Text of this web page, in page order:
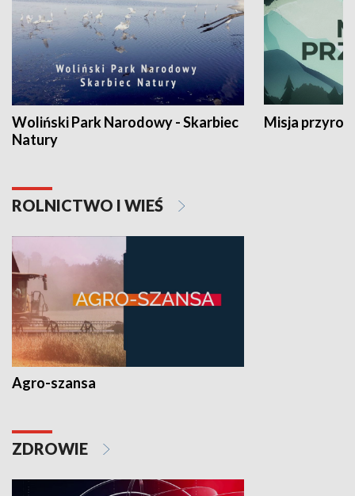
Woliński Park Narodowy - Skarbiec
Natury
Misja
ROLNICTWO I WIEŚ
Agro-szansa
ZDROWIE